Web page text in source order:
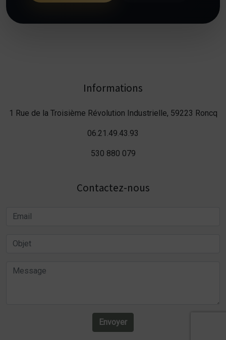
Informations
1 Rue de la Troisième Révolution Industrielle, 59223 Roncq
06.21.49.43.93
530 880 079
Contactez-nous
Envoyer